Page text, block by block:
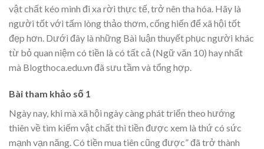
vật chất kéo mình đi xa rời thực tế, trở nên tha hóa. Hãy là
người tốt với tấm lòng thảo thơm, cống hiến để xã hội tốt
đẹp hơn. Dưới đây là những Bài luận thuyết phục người khác
từ bỏ quan niệm có tiền là có tất cả (Ngữ văn 10) hay nhất
mà Blogthoca.edu.vn đã sưu tầm và tổng hợp.
Bài tham khảo số 1
Ngày nay, khi mà xã hội ngày càng phát triển theo hướng
thiên về tìm kiếm vật chất thì tiền được xem là thứ có sức
mạnh vạn năng. Có tiền mua tiên cũng được” đã trở thành